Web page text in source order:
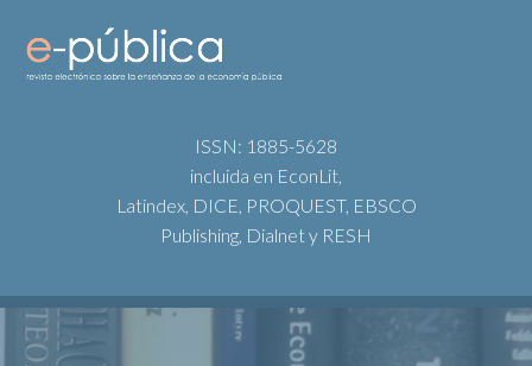
ISSN: 1885-5628
incluida en EconLit,
Latindex, DICE, PROQUEST, EBSCO
Publishing, Dialnet y RESH